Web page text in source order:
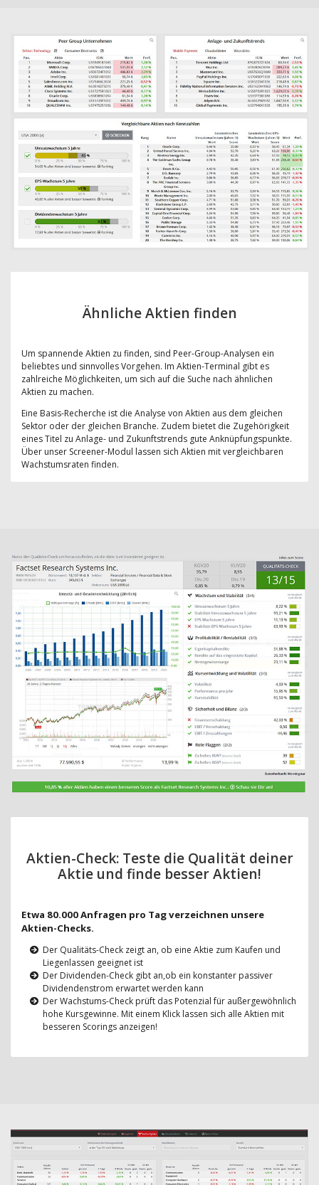
Ähnliche Aktien finden
Um spannende Aktien zu finden, sind Peer-Group-Analysen ein
beliebtes und sinnvolles Vorgehen. Im Aktien-Terminal gibt es
zahlreiche Möglichkeiten, um sich auf die Suche nach ähnlichen
Aktien zu machen.
Eine Basis-Recherche ist die Analyse von Aktien aus dem gleichen
Sektor oder der gleichen Branche. Zudem bietet die Zugehörigkeit
eines Titel zu Anlage- und Zukunftstrends gute Anknüpfungspunkte.
Über unser Screener-Modul lassen sich Aktien mit vergleichbaren
Wachstumsraten finden.
Aktien-Check: Teste die Qualität deiner
Aktie und finde besser Aktien!
Etwa 80.000 Anfragen pro Tag verzeichnen unsere
Aktien-Checks.
Der Qualitäts-Check zeigt an, ob eine Aktie zum Kaufen und
Liegenlassen geeignet ist
Der Dividenden-Check gibt an,ob ein konstanter passiver
Dividendenstrom erwartet werden kann
Der Wachstums-Check prüft das Potenzial für außergewöhnlich
hohe Kursgewinne. Mit einem Klick lassen sich alle Aktien mit
besseren Scorings anzeigen!